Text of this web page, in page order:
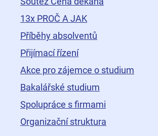
13x PROČ A JAK
Příběhy absolventů
Přijímací řízení
Akce pro zájemce o studium
Bakalářské studium
Spolupráce s firmami
Organizační struktura